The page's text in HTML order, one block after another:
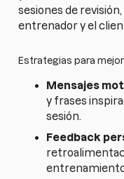
sesiones de
entrenador y el
Estrategias para
Mensajes
y frases
sesión.
Feedback